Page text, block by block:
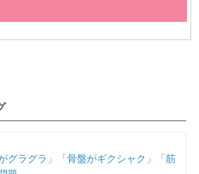
グラグラ」「骨盤がギクシャク」「筋